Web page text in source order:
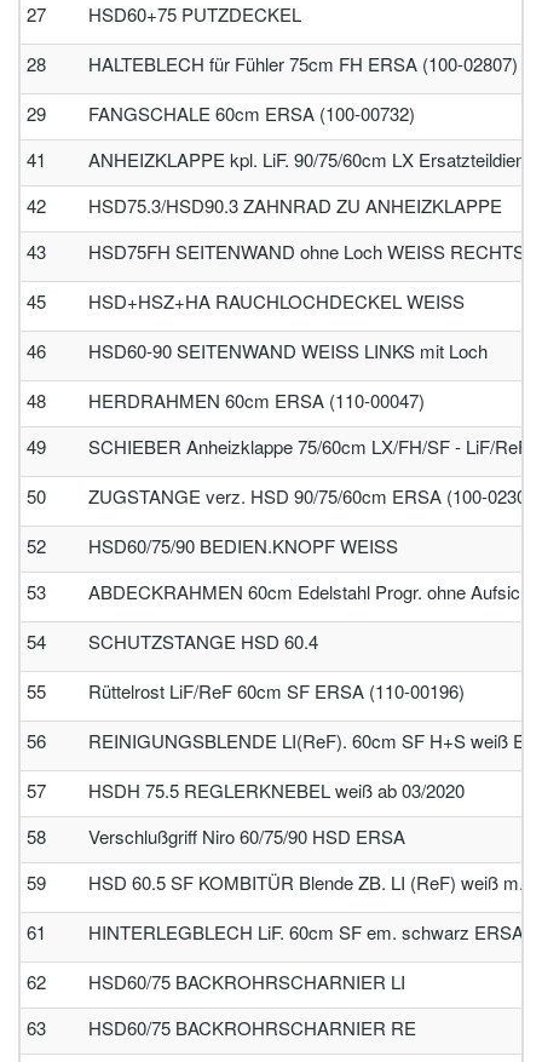
27
HSD60+75 PUTZDECKEL
28
HALTEBLECH für Fühler 75cm FH ERSA (100-02807)
29
FANGSCHALE 60cm ERSA (100-00732)
41
ANHEIZKLAPPE kpl. LiF. 90/75/60cm LX
42
HSD75.3/HSD90.3 ZAHNRAD ZU ANHEIZKLAPPE
43
HSD75FH SEITENWAND ohne Loch WEISS RECHTS
45
HSD+HSZ+HA RAUCHLOCHDECKEL WEISS
46
HSD60-90 SEITENWAND WEISS LINKS mit Loch
48
HERDRAHMEN 60cm ERSA (110-00047)
49
SCHIEBER Anheizklappe 75/60cm LX/FH/SF - LiF/ReF
50
ZUGSTANGE verz. HSD 90/75/60cm ERSA (100-02306)
52
HSD60/75/90 BEDIEN.KNOPF WEISS
53
ABDECKRAHMEN 60cm Edelstahl Progr. ohne
54
SCHUTZSTANGE HSD 60.4
55
Rüttelrost LiF/ReF 60cm SF ERSA (110-00196)
56
REINIGUNGSBLENDE LI(ReF). 60cm SF H+S weiß
57
HSDH 75.5 REGLERKNEBEL weiß ab 03/2020
58
Verschlußgriff Niro 60/75/90 HSD ERSA
59
HSD 60.5 SF KOMBITÜR Blende ZB. LI (ReF) weiß m.
61
HINTERLEGBLECH LiF. 60cm SF em. schwarz ERSA
62
HSD60/75 BACKROHRSCHARNIER LI
63
HSD60/75 BACKROHRSCHARNIER RE